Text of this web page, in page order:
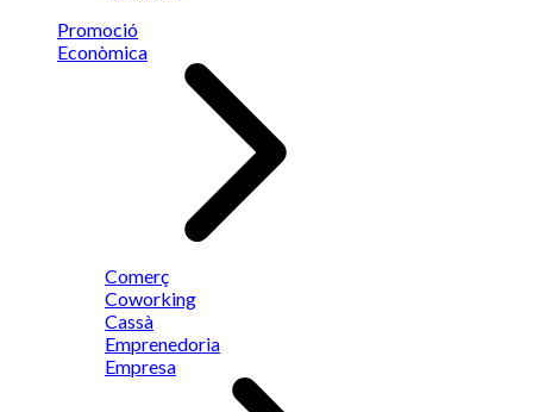
Promoció
Econòmica
Comerç
Coworking
Cassà
Emprenedoria
Empresa